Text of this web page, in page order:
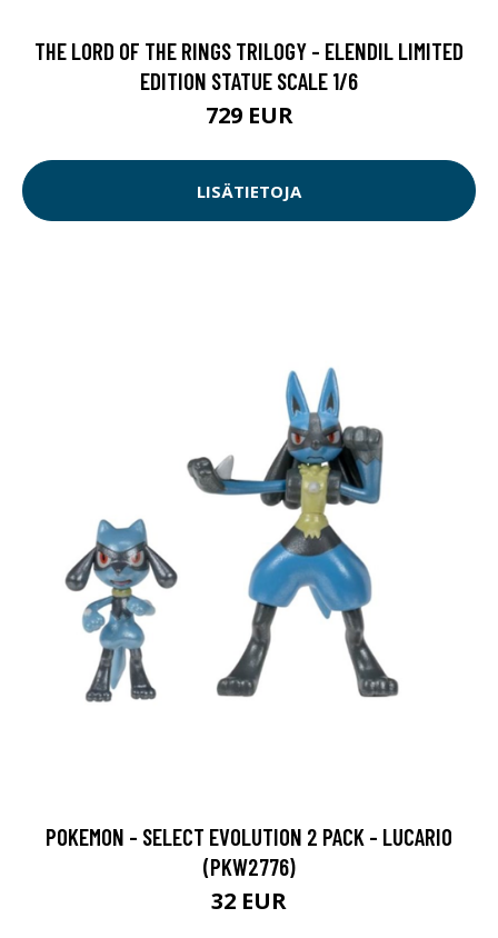
THE LORD OF THE RINGS TRILOGY - ELENDIL LIMITED
EDITION STATUE SCALE 1/6
729 EUR
LISÄTIETOJA
POKEMON - SELECT EVOLUTION 2 PACK - LUCARIO
(PKW2776)
32 EUR